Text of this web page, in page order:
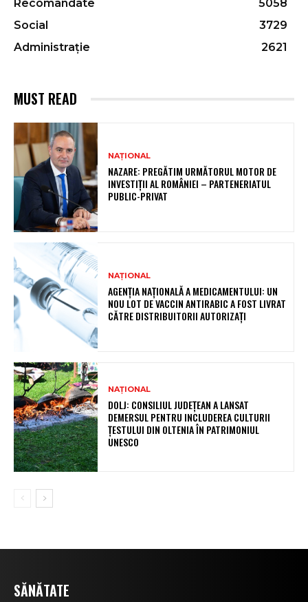
Recomandate
5058
Social
3729
Administrație
2621
MUST READ
NAȚIONAL
NAZARE: PREGĂTIM URMĂTORUL MOTOR DE
INVESTIȚII AL ROMÂNIEI – PARTENERIATUL
PUBLIC-PRIVAT
NAȚIONAL
AGENȚIA NAȚIONALĂ A MEDICAMENTULUI: UN
NOU LOT DE VACCIN ANTIRABIC A FOST LIVRAT
CĂTRE DISTRIBUITORII AUTORIZAȚI
NAȚIONAL
DOLJ: CONSILIUL JUDEȚEAN A LANSAT
DEMERSUL PENTRU INCLUDEREA CULTURII
ȚESTULUI DIN OLTENIA ÎN PATRIMONIUL
UNESCO
SĂNĂTATE